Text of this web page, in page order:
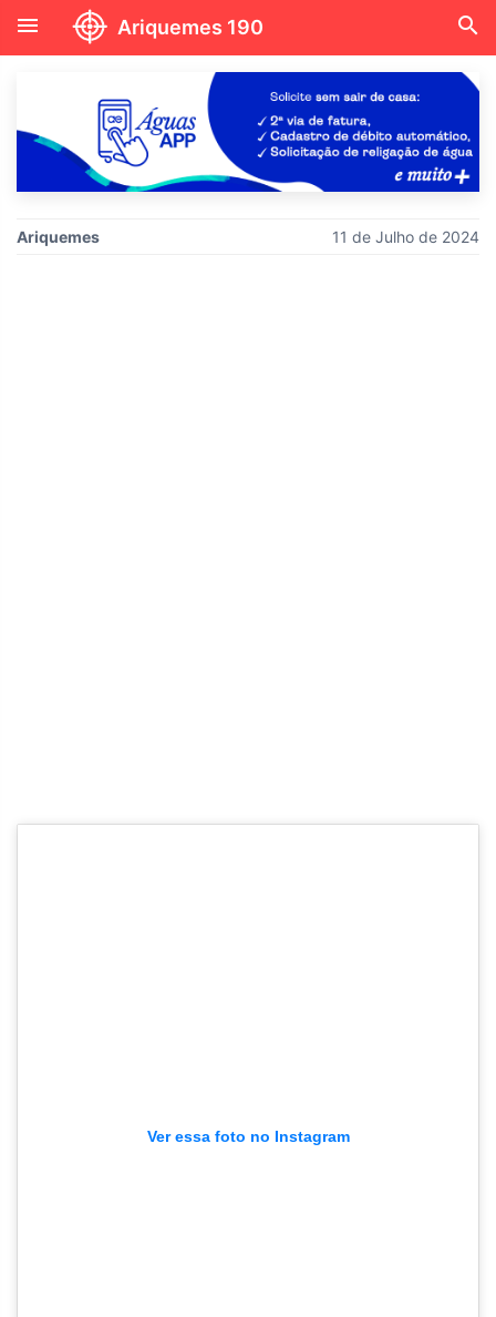
menu Ariquemes 190 search
Ariquemes 11 de Julho de 2024
Ver essa foto no Instagram